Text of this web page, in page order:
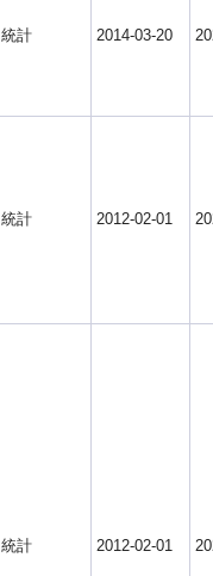
統計 2014-03-20
統計 2012-02-01
統計 2012-02-01